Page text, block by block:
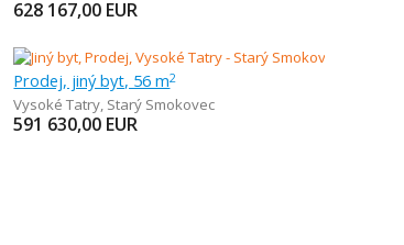
628 167,00 EUR
Prodej, jiný byt, 56 m2
Vysoké Tatry, Starý Smokovec
591 630,00 EUR